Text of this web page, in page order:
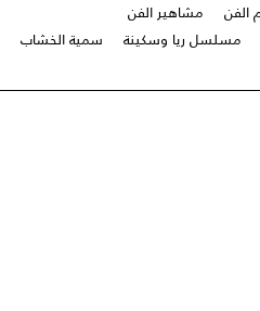
الفن
مشاهير الفن
مسلسل ريا وسكينة
سمية الخشاب